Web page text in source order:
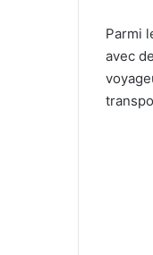
Parmi
avec